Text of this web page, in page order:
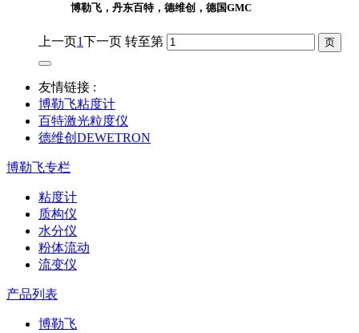
博勒飞，丹东百特，德维创，德国GMC
上一页1下一页 转至第
友情链接 :
博勒飞粘度计
百特激光粒度仪
德维创DEWETRON
博勒飞专栏
粘度计
质构仪
水分仪
粉体流动
流变仪
产品列表
博勒飞